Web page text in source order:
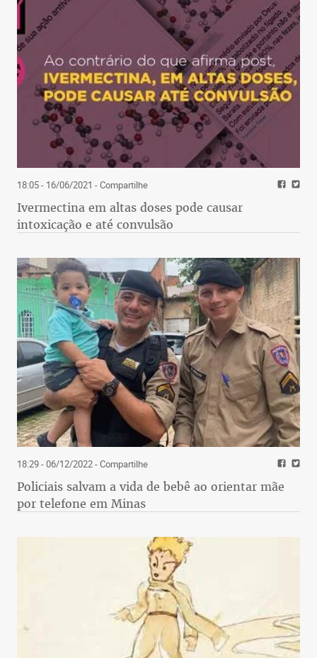
18:05 - 16/06/2021 - Compartilhe
Ivermectina em altas doses pode causar
intoxicação e até convulsão
18:29 - 06/12/2022- Compartilhe
Policiais salvam a vida de bebê ao orientar mãe
por telefone em Minas